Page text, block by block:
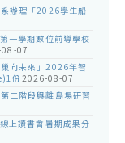
辦理「2026學生船
一學期數位前導學校
07
向未來」2026年智
份2026-08-07
二階段與離島場研習
上讀書會暑期成果分